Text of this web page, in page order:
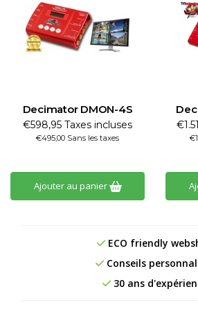
Decimator DMON-4S
€598,95 Taxes incluses
€495,00 Sans les taxes
Ajouter au panier
ECO friendly
Conseils
30 ans